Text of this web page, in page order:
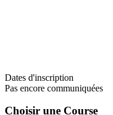
Dates d'inscription
Pas encore communiquées
Choisir une Course